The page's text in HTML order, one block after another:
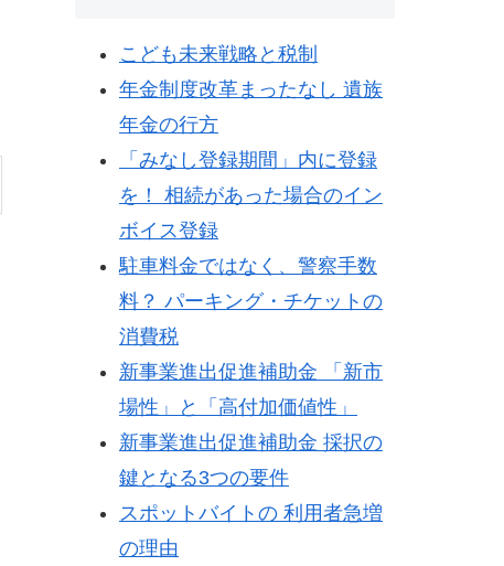
こども未来戦略と税制
年金制度改革まったなし 遺族
年金の行方
「みなし登録期間」内に登録
を！ 相続があった場合のイン
ボイス登録
駐車料金ではなく、警察手数
料？ パーキング・チケットの
消費税
新事業進出促進補助金 「新市
場性」と「高付加価値性」
新事業進出促進補助金 採択の
鍵となる3つの要件
スポットバイトの 利用者急増
の理由